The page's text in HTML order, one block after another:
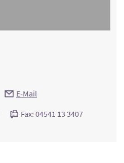
E-Mail
Fax: 04541 13 3407